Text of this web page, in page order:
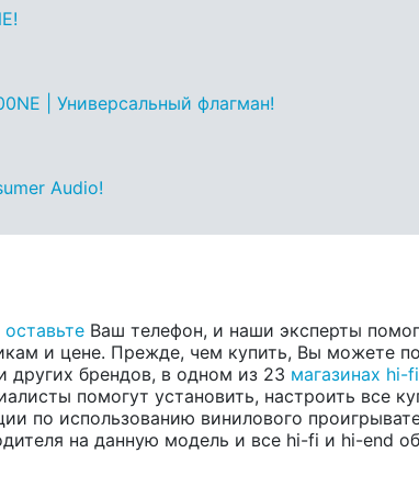
| Универсальный флагман!
Audio!
оставьте Ваш телефон, и наши эксперты
и цене. Прежде, чем купить, Вы можете
других брендов, в одном из 23 магазинах hi-fi
помогут установить, настроить все
по использованию винилового
на данную модель и все hi-fi и hi-end